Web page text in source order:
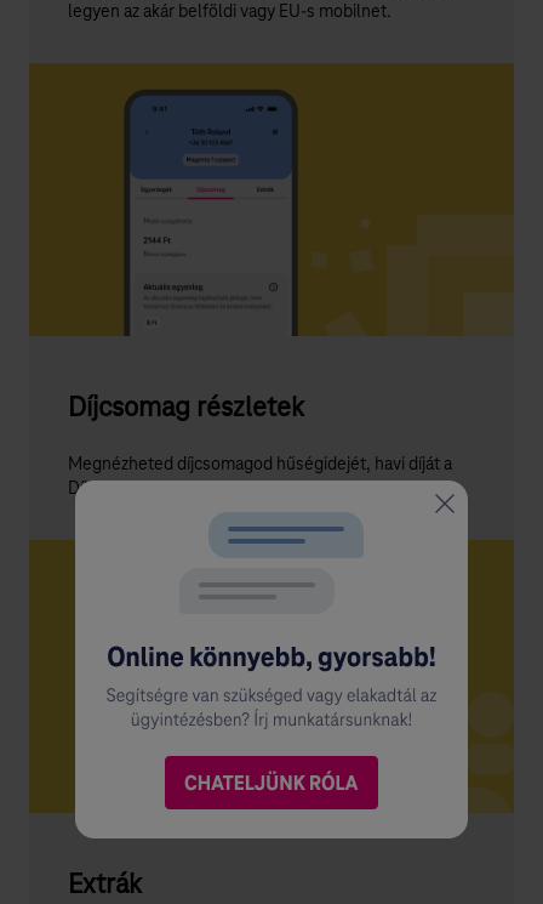
legyen az akár belföldi vagy EU-s mobilnet.
Díjcsomag részletek
Megnézheted díjcsomagod hűségidejét, havi díját a
Díjcsomag alatt.
Extrák